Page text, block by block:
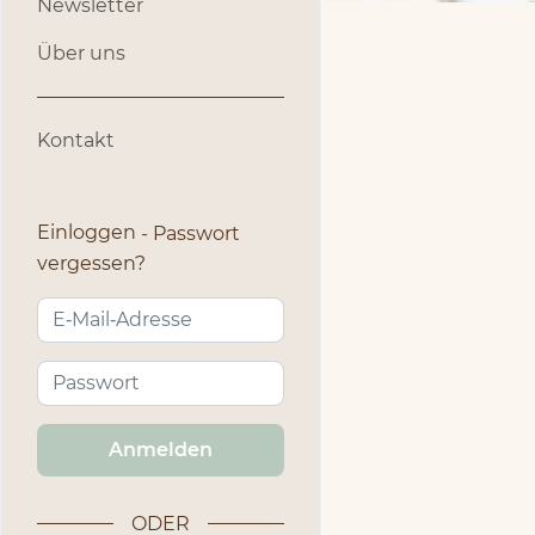
Newsletter
Über uns
Kontakt
Einloggen
Passwort
vergessen?
Anmelden
ODER